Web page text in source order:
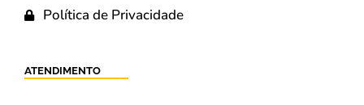
Política de Privacidade
ATENDIMENTO